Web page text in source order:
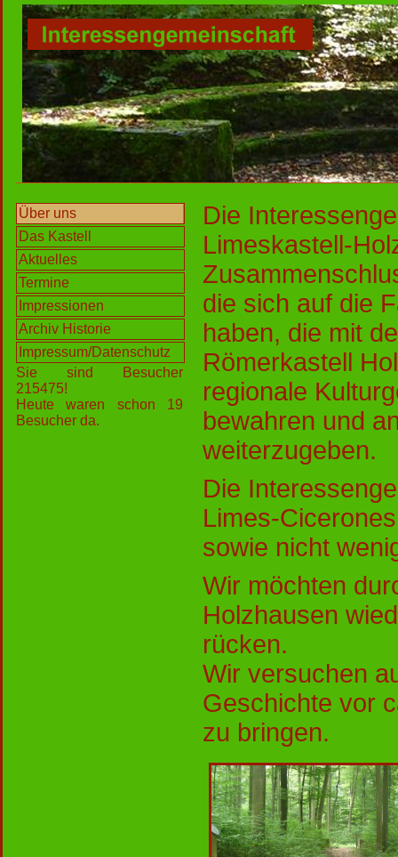
Über uns
Das Kastell
Aktuelles
Termine
Impressionen
Archiv Historie
Impressum/Datenschutz
Sie sind Besucher
215475!
Heute waren schon 19
Besucher da.
Die
Limeskastell-
die sich auf die
haben, die mit
Römerkastell
regionale
bewahren und
weiterzugeben.
Die
Limes-
sowie nicht
Wir möchten
Holzhausen
rücken.
Wir versuchen
Geschichte vor
zu bringen.